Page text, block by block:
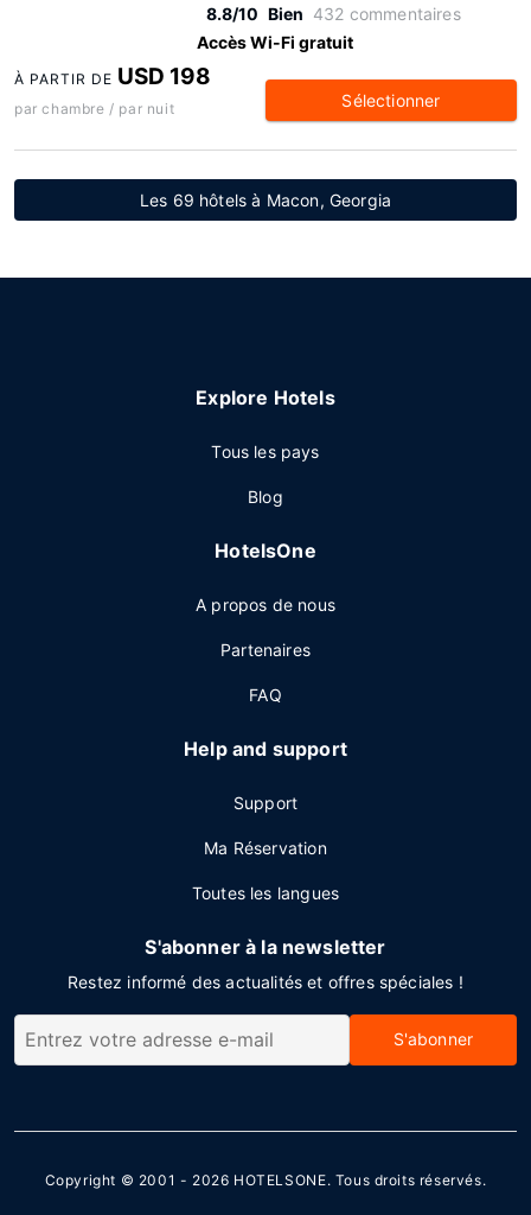
8.8/10 Bien 432 commentaires
Accès Wi-Fi gratuit
À PARTIR DE USD 198
par chambre / par nuit Sélectionner
Les 69 hôtels à Macon, Georgia
Explore Hotels
Tous les pays
Blog
HotelsOne
A propos de nous
Partenaires
FAQ
Help and support
Support
Ma Réservation
Toutes les langues
S'abonner à la newsletter
Restez informé des actualités et offres spéciales !
S'abonner
Copyright © 2001 - 2026 HOTELSONE. Tous droits réservés.